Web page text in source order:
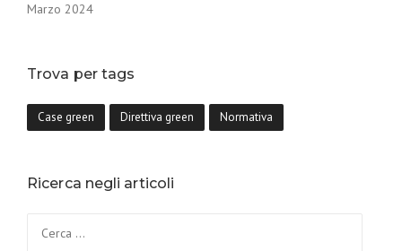
Marzo 2024
Trova per tags
Case green Direttiva green Normativa
Ricerca negli articoli